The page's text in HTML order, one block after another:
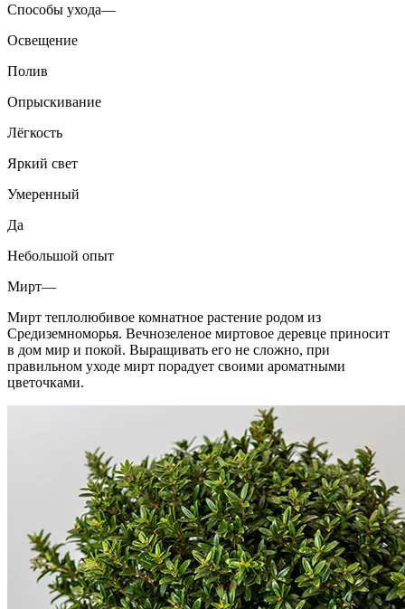
Способы ухода—
Освещение
Полив
Опрыскивание
Лёгкость
Яркий свет
Умеренный
Да
Небольшой опыт
Мирт—
Мирт теплолюбивое комнатное растение родом из
Средиземноморья. Вечнозеленое миртовое деревце приносит
в дом мир и покой. Выращивать его не сложно, при
правильном уходе мирт порадует своими ароматными
цветочками.